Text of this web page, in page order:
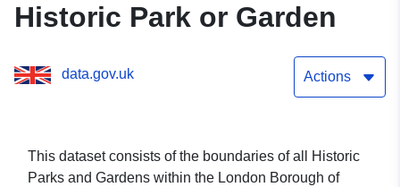
Historic Park or Garden
data.gov.uk Actions
This dataset consists of the boundaries of all Historic
Parks and Gardens within the London Borough of